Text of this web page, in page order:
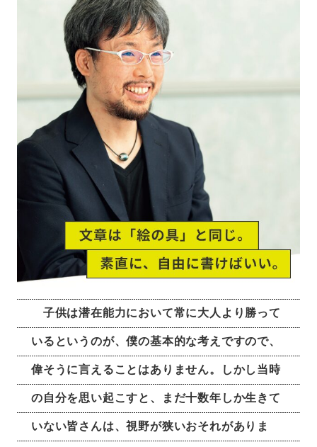
子供は潜在能力において常に大人より勝って
いるというのが、僕の基本的な考えですので、
偉そうに言えることはありません。しかし当時
の自分を思い起こすと、まだ十数年しか生きて
いない皆さんは、視野が狭いおそれがありま